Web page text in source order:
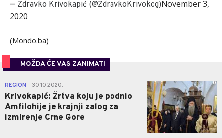
— Zdravko Krivokapić (@ZdravkoKrivokcg)November 3,
2020
(Mondo.ba)
MOŽDA ĆE VAS ZANIMATI
REGION 30.10.2020.
Krivokapić: Žrtva koju je podnio
Amfilohije je krajnji zalog za
izmirenje Crne Gore
0